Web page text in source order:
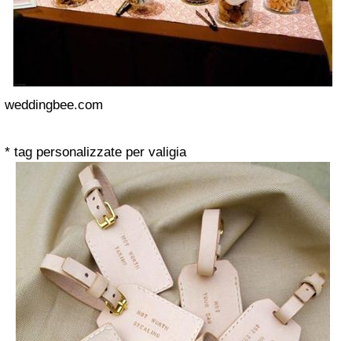
weddingbee.com
* tag personalizzate per valigia